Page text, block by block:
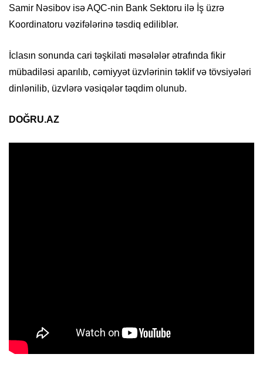
Samir Nəsibov isə AQC-nin Bank Sektoru ilə İş üzrə
Koordinatoru vəzifələrinə təsdiq ediliblər.
İclasın sonunda cari təşkilati məsələlər ətrafında fikir
mübadiləsi aparılıb, cəmiyyət üzvlərinin təklif və tövsiyələri
dinlənilib, üzvlərə vəsiqələr təqdim olunub.
DOĞRU.AZ